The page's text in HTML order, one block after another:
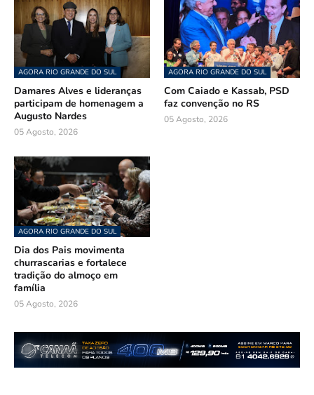
AGORA RIO GRANDE DO SUL
Damares Alves e lideranças
participam de homenagem a
Augusto Nardes
05 Agosto, 2026
AGORA RIO GRANDE DO SUL
Com Caiado e Kassab, PSD
faz convenção no RS
05 Agosto, 2026
AGORA RIO GRANDE DO SUL
Dia dos Pais movimenta
churrascarias e fortalece
tradição do almoço em
família
05 Agosto, 2026